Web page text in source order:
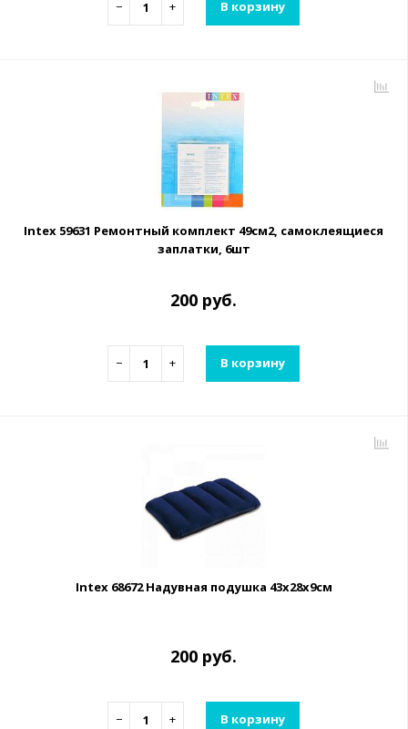
− + В корзину
Intex 59631 Ремонтный комплект 49см2, самоклеящиеся
заплатки, 6шт
200 руб.
− + В корзину
Intex 68672 Надувная подушка 43х28х9см
200 руб.
− + В корзину